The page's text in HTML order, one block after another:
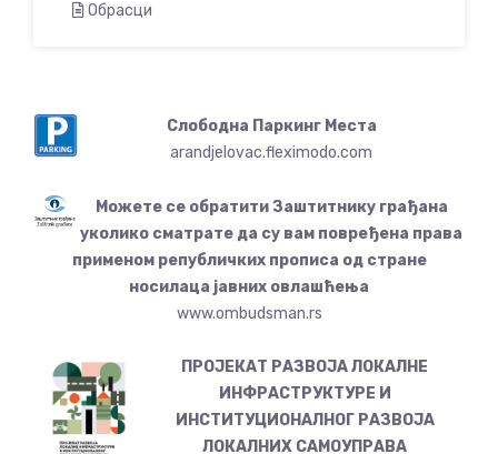
Обрасци
Слободна Паркинг Места
arandjelovac.fleximodo.com
Можете се обратити Заштитнику грађана
уколико сматрате да су вам повређена права
применом републичких прописа од стране
носилаца јавних овлашћења
www.ombudsman.rs
ПРОЈЕКАТ РАЗВОЈА ЛОКАЛНЕ
ИНФРАСТРУКТУРЕ И
ИНСТИТУЦИОНАЛНОГ РАЗВОЈА
ЛОКАЛНИХ САМОУПРАВА